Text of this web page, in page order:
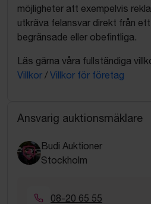
möjligheter att exempelvis
utkräva felansvar direkt från
begränsade eller obefintliga.
Läs gärna våra fullständiga
Villkor / Villkor för företag
Ansvarig auktionsmäklare
Budi Auktioner
Stockholm
08-20 65 55